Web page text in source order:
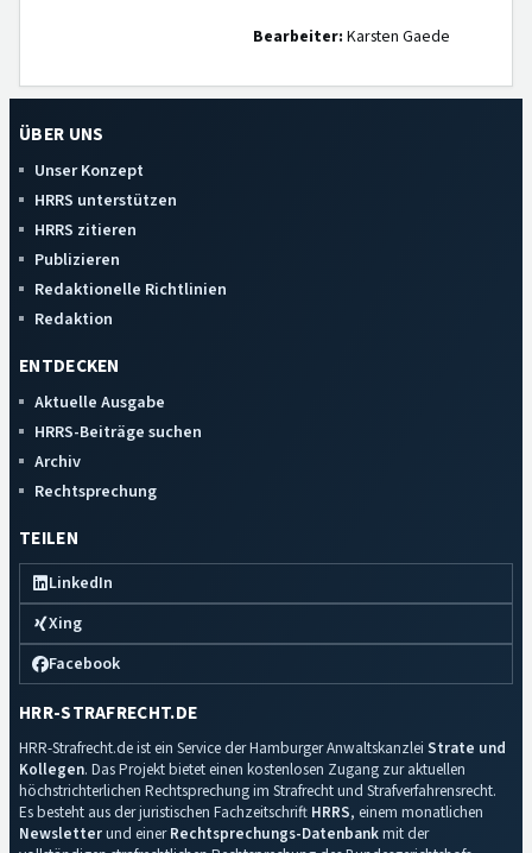
Bearbeiter: Karsten Gaede
ÜBER UNS
Unser Konzept
HRRS unterstützen
HRRS zitieren
Publizieren
Redaktionelle Richtlinien
Redaktion
ENTDECKEN
Aktuelle Ausgabe
HRRS-Beiträge suchen
Archiv
Rechtsprechung
TEILEN
LinkedIn
Xing
Facebook
HRR-STRAFRECHT.DE
HRR-Strafrecht.de ist ein Service der Hamburger Anwaltskanzlei Strate und
Kollegen. Das Projekt bietet einen kostenlosen Zugang zur aktuellen
höchstrichterlichen Rechtsprechung im Strafrecht und Strafverfahrensrecht.
Es besteht aus der juristischen Fachzeitschrift HRRS, einem monatlichen
Newsletterund einerRechtsprechungs-Datenbankmit der